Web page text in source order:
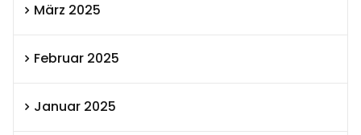
März 2025
Februar 2025
Januar 2025